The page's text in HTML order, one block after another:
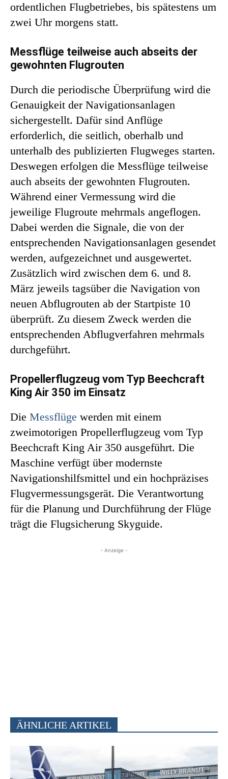
ordentlichen Flugbetriebes, bis spätestens um
zwei Uhr morgens statt.
Messflüge teilweise auch abseits der
gewohnten Flugrouten
Durch die periodische Überprüfung wird die
Genauigkeit der Navigationsanlagen
sichergestellt. Dafür sind Anflüge
erforderlich, die seitlich, oberhalb und
unterhalb des publizierten Flugweges starten.
Deswegen erfolgen die Messflüge teilweise
auch abseits der gewohnten Flugrouten.
Während einer Vermessung wird die
jeweilige Flugroute mehrmals angeflogen.
Dabei werden die Signale, die von der
entsprechenden Navigationsanlagen gesendet
werden, aufgezeichnet und ausgewertet.
Zusätzlich wird zwischen dem 6. und 8.
März jeweils tagsüber die Navigation von
neuen Abflugrouten ab der Startpiste 10
überprüft. Zu diesem Zweck werden die
entsprechenden Abflugverfahren mehrmals
durchgeführt.
Propellerflugzeug vom Typ Beechcraft
King Air 350 im Einsatz
Die Messflüge werden mit einem
zweimotorigen Propellerflugzeug vom Typ
Beechcraft King Air 350 ausgeführt. Die
Maschine verfügt über modernste
Navigationshilfsmittel und ein hochpräzises
Flugvermessungsgerät. Die Verantwortung
für die Planung und Durchführung der Flüge
trägt die Flugsicherung Skyguide.
- Anzeige -
ÄHNLICHE ARTIKEL